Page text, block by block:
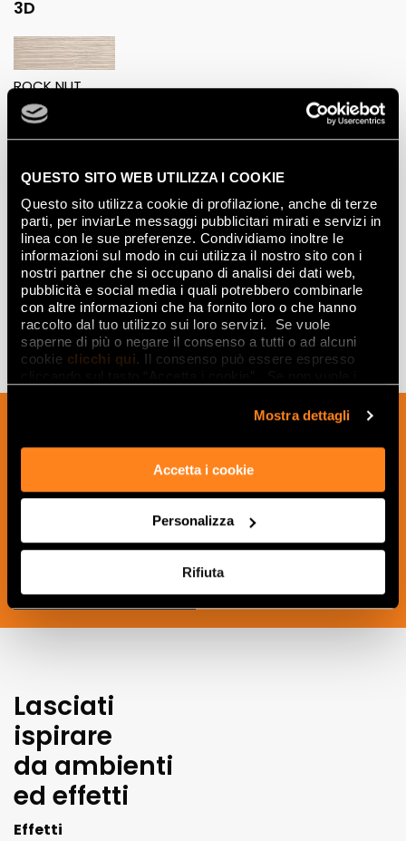
QUESTO SITO WEB UTILIZZA I COOKIE
Questo sito utilizza cookie di profilazione, anche di terze
parti, per inviarLe messaggi pubblicitari mirati e servizi in
linea con le sue preferenze. Condividiamo inoltre le
informazioni sul modo in cui utilizza il nostro sito con i
nostri partner che si occupano di analisi dei dati web,
pubblicità e social media i quali potrebbero combinarle
con altre informazioni che ha fornito loro o che hanno
raccolto dal tuo utilizzo sui loro servizi. Se vuole
saperne di più o negare il consenso a tutti o ad alcuni
cookie clicchi qui. Il consenso può essere espresso
Mostra dettagli
Accetta i cookie
Personalizza
Rifiuta
3D
ROCK NUT
25x75
NUT BRICK MOSAICO
30,5x30,5
NUT RANDOM MOSAICO
30,5x30,5
Inscrivez-vous à notre newsletter pour
recevoir les nouveautés, les mises à jour
et les idées créatives relatives au
monde des céramiques et du design
SOUSCRIVEZ MAINTENANT
Lasciati
ispirare
da ambienti
ed effetti
Effetti